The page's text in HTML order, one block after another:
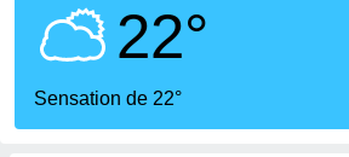
22°
Sensation de 22°